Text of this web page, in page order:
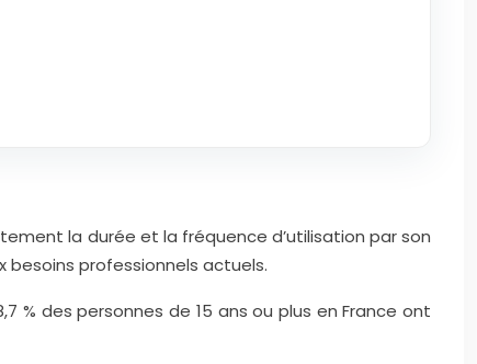
la durée et la fréquence d’utilisation par son
besoins professionnels actuels.
% des personnes de 15 ans ou plus en France ont